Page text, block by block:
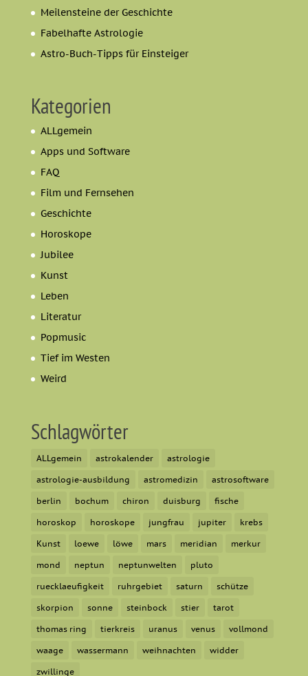
Meilensteine der Geschichte
Fabelhafte Astrologie
Astro-Buch-Tipps für Einsteiger
Kategorien
ALLgemein
Apps und Software
FAQ
Film und Fernsehen
Geschichte
Horoskope
Jubilee
Kunst
Leben
Literatur
Popmusic
Tief im Westen
Weird
Schlagwörter
ALLgemein astrokalender astrologie
astrologie-ausbildung astromedizin astrosoftware
berlin bochum chiron duisburg fische
horoskop horoskope jungfrau jupiter krebs
Kunst loewe löwe mars meridian merkur
mond neptun neptunwelten pluto
ruecklaeufigkeit ruhrgebiet saturn schütze
skorpion sonne steinbock stier tarot
thomas ring tierkreis uranus venus vollmond
waage wassermann weihnachten widder
zwillinge